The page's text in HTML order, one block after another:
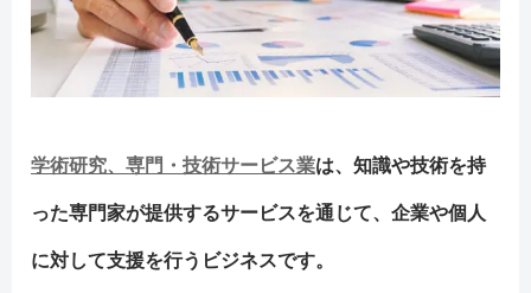
学術研究、専門・技術サービス業は、知識や技術を持
った専門家が提供するサービスを通じて、企業や個人
に対して支援を行うビジネスです。